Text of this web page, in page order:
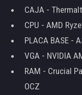
CAJA -
CPU - AMD
PLACA BASE -
VGA - NVIDIA
RAM - Crucial
OCZ